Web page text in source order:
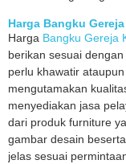
Harga Bangku
Harga Bangku Gereja
berikan sesuai
perlu khawatir
mengutamakan
menyediakan jasa
dari produk furniture
gambar desain
jelas sesuai